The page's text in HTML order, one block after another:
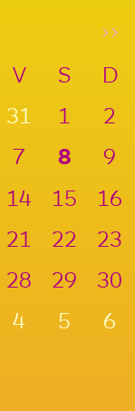
>>
V S
D
31 1
2
7 8
9
14 15
16
21 22
23
28 29
30
4 5 6